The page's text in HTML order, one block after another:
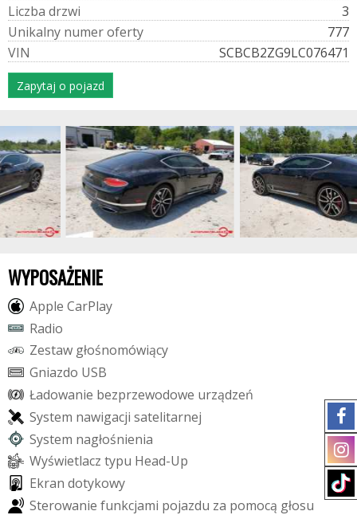
Liczba drzwi
3
Unikalny numeroferty
777
VIN SCBCB2ZG9LC076471
Zapytaj o pojazd
WYPOSAŻENIE
Apple CarPlay
Radio
Zestaw głośnomówiący
Gniazdo USB
Ładowanie bezprzewodowe urządzeń
System nawigacji satelitarnej
System nagłośnienia
Wyświetlacz typu Head-Up
Ekran dotykowy
Sterowanie funkcjami pojazdu za pomocą głosu